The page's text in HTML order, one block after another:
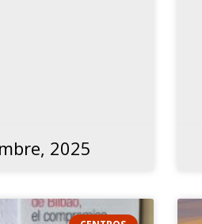
2025